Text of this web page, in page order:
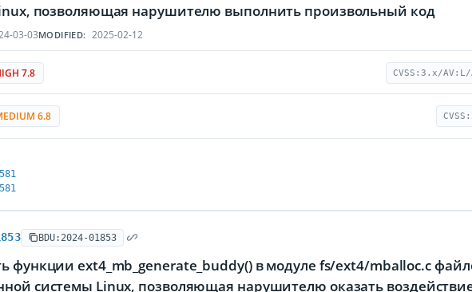
позволяющая нарушителю выполнить произвольный код
03-03MODIFIED: 2025-02-12
7.8 CVSS:3.x/
6.8
BDU:2024-01853
функции ext4_mb_generate_buddy() в модуле fs/ext4/mballoc.c
системы Linux, позволяющая нарушителю оказать